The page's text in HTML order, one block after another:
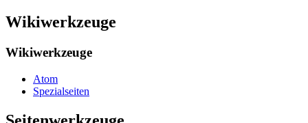
Wikiwerkzeuge
Wikiwerkzeuge
Atom
Spezialseiten